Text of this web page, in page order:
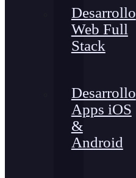
Desarrollo
Web Full
Stack
Desarrollo
Apps iOS
&
Android